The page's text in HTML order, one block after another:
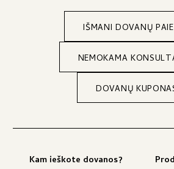
IŠMANI DOVANŲ
NEMOKAMA
DOVANŲ
Kam ieškote dovanos?